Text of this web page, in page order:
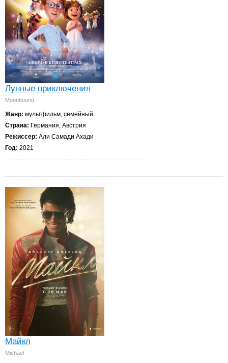
Лунные приключения
Moonbound
Жанр: мультфильм, семейный
Страна: Германия, Австрия
Режиссер: Али Самади Ахади
Год: 2021
Майкл
Michael